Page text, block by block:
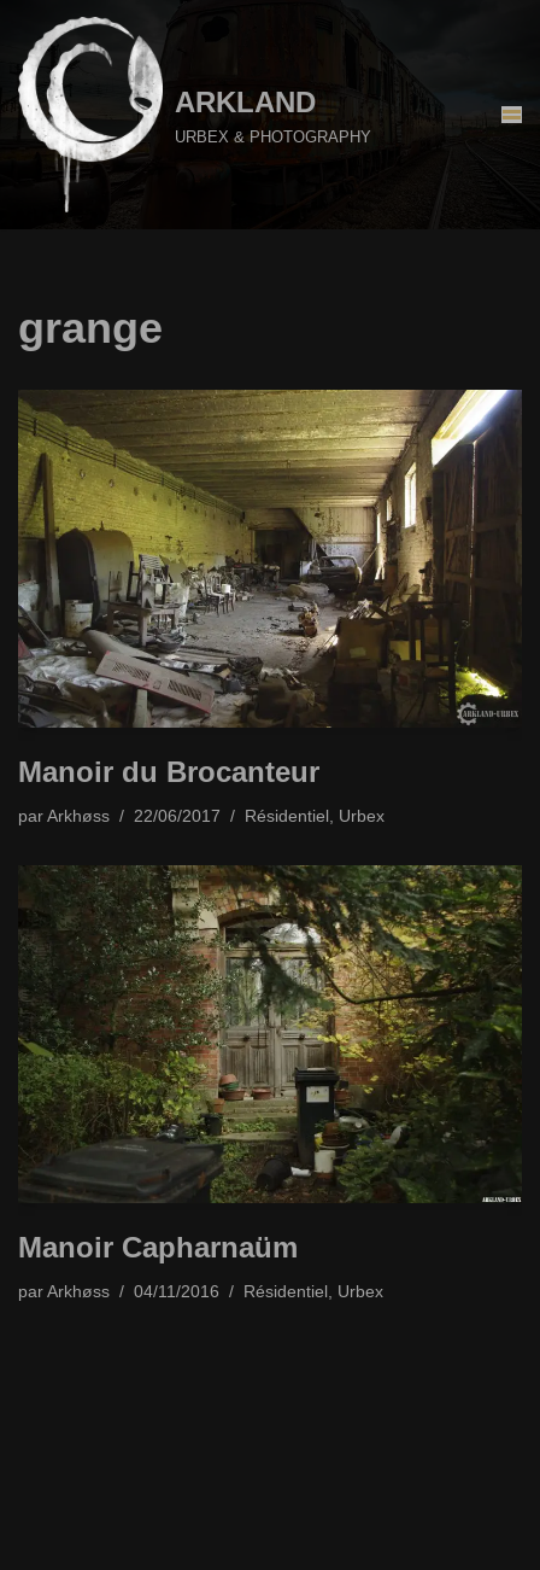
Aller
au
contenu
ARKLAND
URBEX & PHOTOGRAPHY
grange
Manoir du Brocanteur
par Arkhøss 22/06/2017 Résidentiel , Urbex
Manoir Capharnaüm
par Arkhøss 04/11/2016 Résidentiel Urbex